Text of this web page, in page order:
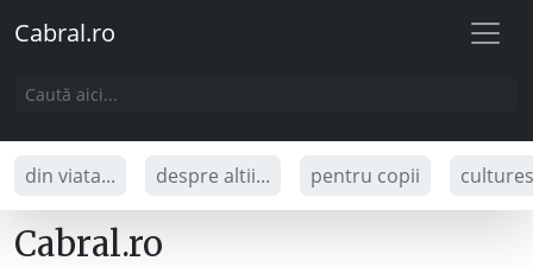
Cabral.ro
din viata... despre altii... pentru copii
Cabral.ro